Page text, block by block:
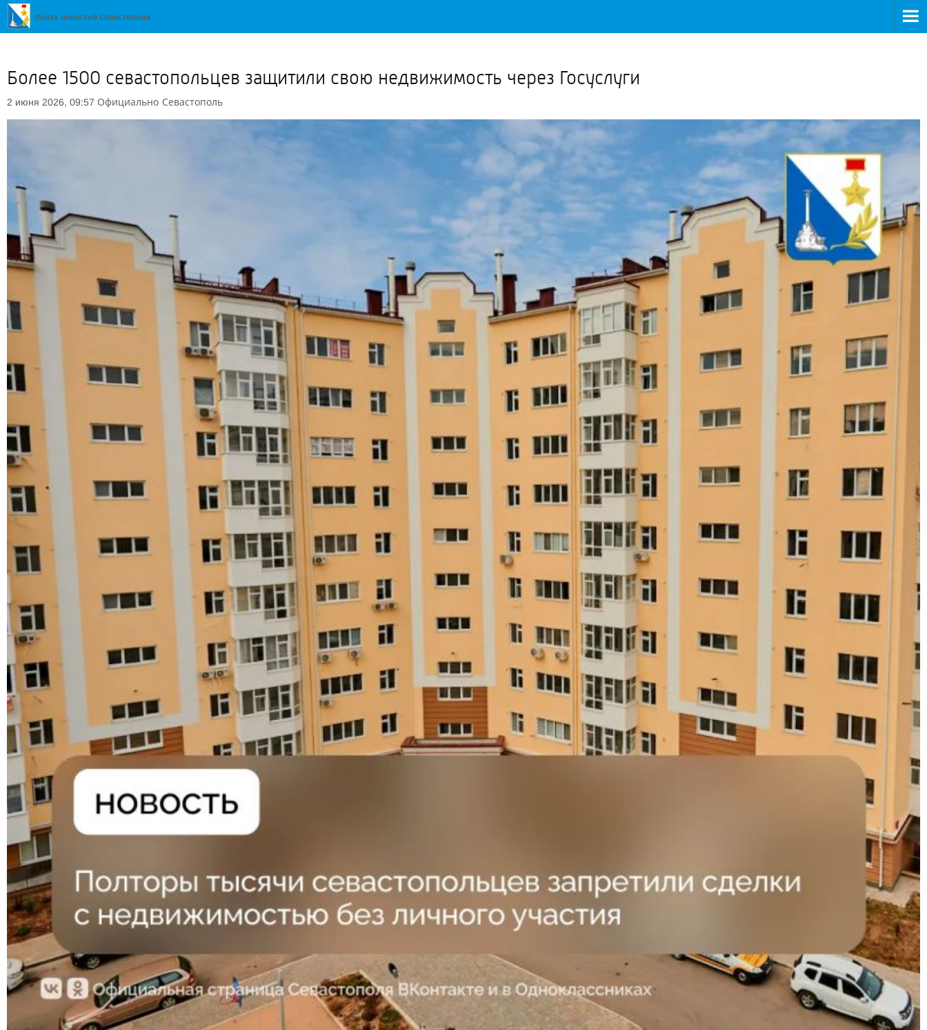
Более 1500 севастопольцев защитили свою недвижимость через Госуслуги
2 июня 2026, 09:57 Официально Севастополь